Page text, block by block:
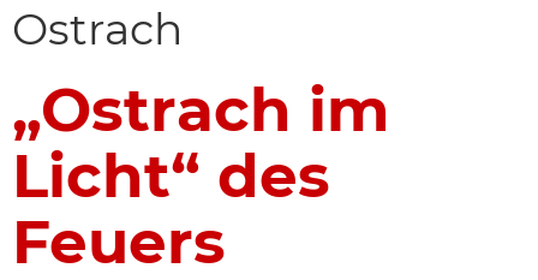
Ostrach
„Ostrach im
Licht“ des
Feuers